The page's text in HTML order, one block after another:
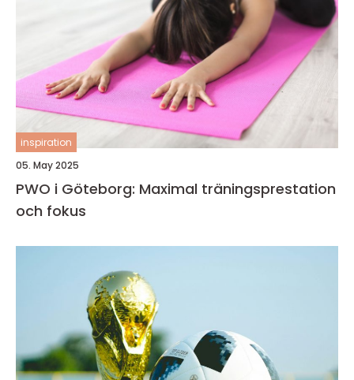
inspiration
05. May 2025
PWO i Göteborg: Maximal träningsprestation
och fokus